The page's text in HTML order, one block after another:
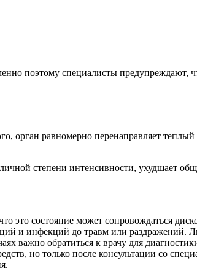
поэтому специалисты предупреждают,
равномерно перенаправляет теплый
степени интенсивности, ухудшает
это состояние может сопровождаться
и инфекций до травм или раздражений.
важно обратиться к врачу для
но только после консультации со